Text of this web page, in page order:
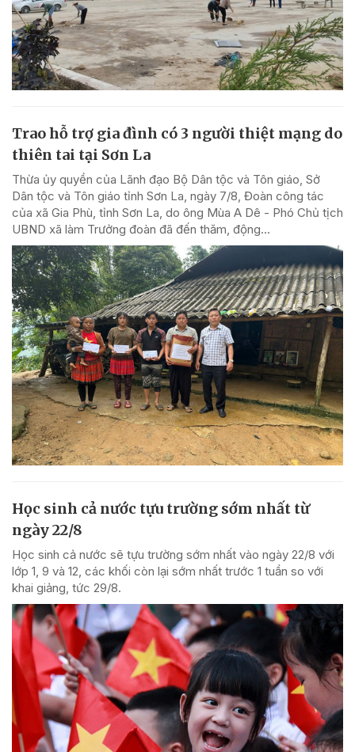
Trao hỗ trợ gia đình có 3 người thiệt mạng do
thiên tai tại Sơn La
Thừa ủy quyền của Lãnh đạo Bộ Dân tộc và Tôn giáo, Sở
Dân tộc và Tôn giáo tỉnh Sơn La, ngày 7/8, Đoàn công tác
của xã Gia Phù, tỉnh Sơn La, do ông Mùa A Dê - Phó Chủ tịch
UBND xã làm Trưởng đoàn đã đến thăm, động...
Học sinh cả nước tựu trường sớm nhất từ
ngày 22/8
Học sinh cả nước sẽ tựu trường sớm nhất vào ngày 22/8 với
lớp 1, 9 và 12, các khối còn lại sớm nhất trước 1 tuần so với
khai giảng, tức 29/8.